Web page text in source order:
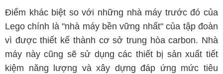
Điểm khác biệt so với những nhà máy trước đó của
Lego chính là "nhà máy bền vững nhất" của tập đoàn
vì được thiết kế thành cơ sở trung hòa carbon. Nhà
máy này cũng sẽ sử dụng các thiết bị sản xuất tiết
kiệm năng lượng và xây dựng đáp ứng mức tiêu